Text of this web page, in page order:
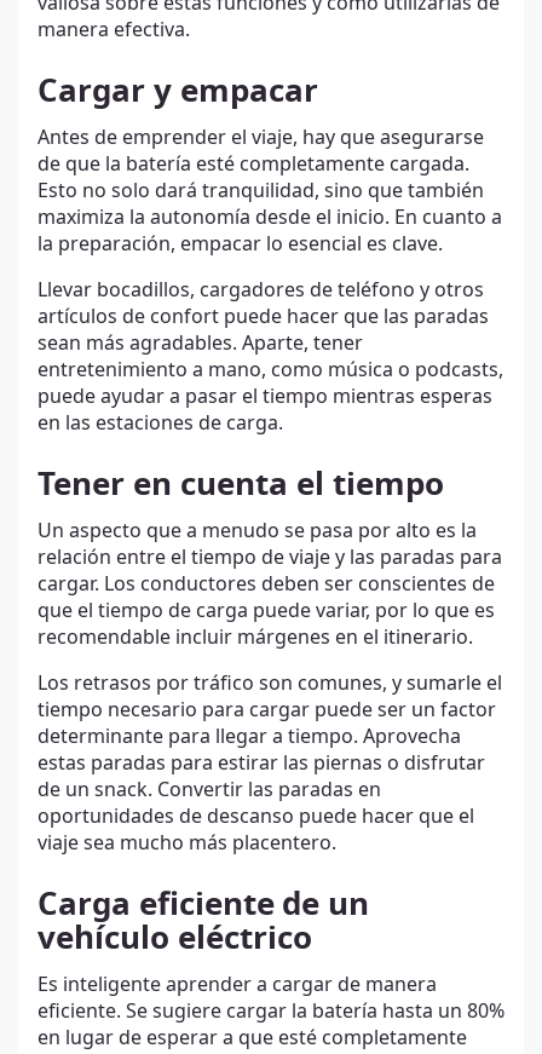
manera efectiva.
Cargar y empacar
Antes de emprender el viaje, hay que asegurarse
de que la batería esté completamente cargada.
Esto no solo dará tranquilidad, sino que también
maximiza la autonomía desde el inicio. En cuanto a
la preparación, empacar lo esencial es clave.
Llevar bocadillos, cargadores de teléfono y otros
artículos de confort puede hacer que las paradas
sean más agradables. Aparte, tener
entretenimiento a mano, como música o podcasts,
puede ayudar a pasar el tiempo mientras esperas
en las estaciones de carga.
Tener en cuenta el tiempo
Un aspecto que a menudo se pasa por alto es la
relación entre el tiempo de viaje y las paradas para
cargar. Los conductores deben ser conscientes de
que el tiempo de carga puede variar, por lo que es
recomendable incluir márgenes en el itinerario.
Los retrasos por tráfico son comunes, y sumarle el
tiempo necesario para cargar puede ser un factor
determinante para llegar a tiempo. Aprovecha
estas paradas para estirar las piernas o disfrutar
de un snack. Convertir las paradas en
oportunidades de descanso puede hacer que el
viaje sea mucho más placentero.
Carga eficiente de un
vehículo eléctrico
Es inteligente aprender a cargar de manera
eficiente. Se sugiere cargar la batería hasta un 80%
en lugar de esperar a que esté completamente